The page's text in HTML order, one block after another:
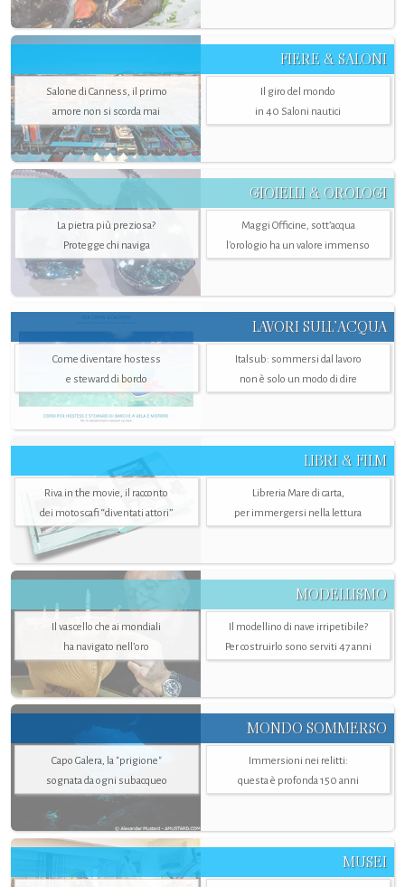
FIERE & SALONI
Salone di Canness, il primo
amore non si scorda mai
Il giro del mondo
in 40 Saloni nautici
GIOIELLI & OROLOGI
La pietra più preziosa?
Protegge chi naviga
Maggi Officine, sott’acqua
l'orologio ha un valore immenso
LAVORI SULL’ACQUA
Come diventare hostess
e steward di bordo
Italsub: sommersi dal lavoro
non è solo un modo di dire
LIBRI & FILM
Riva in the movie, il racconto
dei motoscafi “diventati attori”
Libreria Mare di carta,
per immergersi nella lettura
MODELLISMO
Il vascello che ai mondiali
ha navigato nell’oro
Il modellino di nave irripetibile?
Per costruirlo sono serviti 47 anni
MONDO SOMMERSO
Capo Galera, la "prigione"
sognata da ogni subacqueo
Immersioni nei relitti:
questa è profonda 150 anni
MUSEI